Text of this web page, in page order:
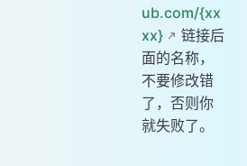
ub.com/{xx
xx}
链接后
面的名称，
不要修改错
了，否则你
就失败了。